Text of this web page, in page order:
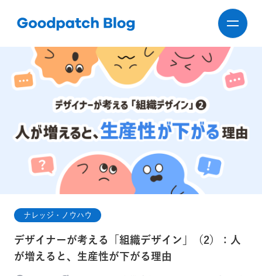
ナレッジ・ノウハウ
デザイナーが考える「組織デザイン」（2）：人
が増えると、生産性が下がる理由